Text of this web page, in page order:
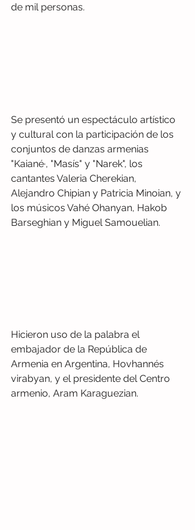
de mil personas.
Se presentó un espectáculo artístico
y cultural con la participación de los
conjuntos de danzas armenias
"Kaiané·, "Masís" y "Narek", los
cantantes Valeria Cherekian,
Alejandro Chipian y Patricia Minoian, y
los músicos Vahé Ohanyan, Hakob
Barseghian y Miguel Samouelian.
Hicieron uso de la palabra el
embajador de la República de
Armenia en Argentina, Hovhannés
virabyan, y el presidente del Centro
armenio, Aram Karaguezian.